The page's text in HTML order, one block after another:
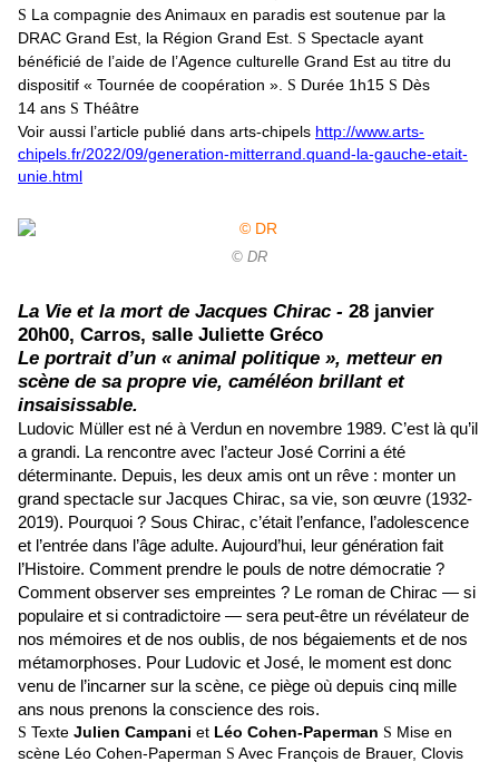
S La compagnie des Animaux en paradis est soutenue par la
DRAC Grand Est, la Région Grand Est. S Spectacle ayant
bénéficié de l’aide de l’Agence culturelle Grand Est au titre du
dispositif « Tournée de coopération ». S Durée 1h15 S Dès
14 ans S Théâtre
Voir aussi l’article publié dans arts-chipels http://www.arts-
chipels.fr/2022/09/generation-mitterrand.quand-la-gauche-etait-
unie.html
© DR
La Vie et la mort de Jacques Chirac - 28 janvier
20h00, Carros, salle Juliette Gréco
Le portrait d’un « animal politique », metteur en
scène de sa propre vie, caméléon brillant et
insaisissable.
Ludovic Müller est né à Verdun en novembre 1989. C’est là qu’il
a grandi. La rencontre avec l’acteur José Corrini a été
déterminante. Depuis, les deux amis ont un rêve : monter un
grand spectacle sur Jacques Chirac, sa vie, son œuvre (1932-
2019). Pourquoi ? Sous Chirac, c’était l’enfance, l’adolescence
et l’entrée dans l’âge adulte. Aujourd’hui, leur génération fait
l’Histoire. Comment prendre le pouls de notre démocratie ?
Comment observer ses empreintes ? Le roman de Chirac — si
populaire et si contradictoire — sera peut-être un révélateur de
nos mémoires et de nos oublis, de nos bégaiements et de nos
métamorphoses. Pour Ludovic et José, le moment est donc
venu de l’incarner sur la scène, ce piège où depuis cinq mille
ans nous prenons la conscience des rois.
S Texte Julien Campani et Léo Cohen-Paperman S Mise en
scène Léo Cohen-Paperman S Avec François de Brauer, Clovis